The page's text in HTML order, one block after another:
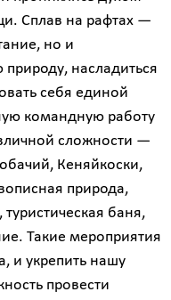
Сплав на рафтах —
но и
насладиться
себя единой
командную работу
сложности —
Кеняйкоски,
природа,
баня,
Такие мероприятия
и укрепить нашу
провести